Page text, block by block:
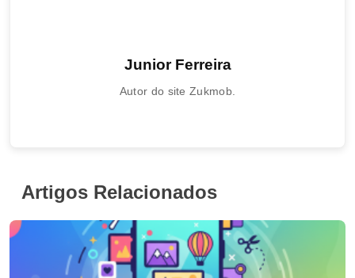
Junior Ferreira
Autor do site Zukmob.
Artigos Relacionados